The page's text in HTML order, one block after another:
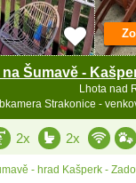
Šumavě -
Lhota nad
Strakonice -
2x 2x
- hrad Kašperk -